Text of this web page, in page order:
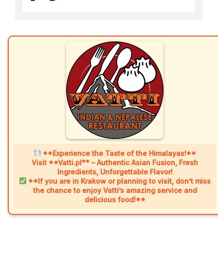
**Experience the Taste of the Himalayas!**
Visit **Vatti.pl** – Authentic Asian Fusion, Fresh
Ingredients, Unforgettable Flavor!
**If you are in Krakow or planning to visit, don’t miss
the chance to enjoy Vatti’s amazing service and
delicious food!**